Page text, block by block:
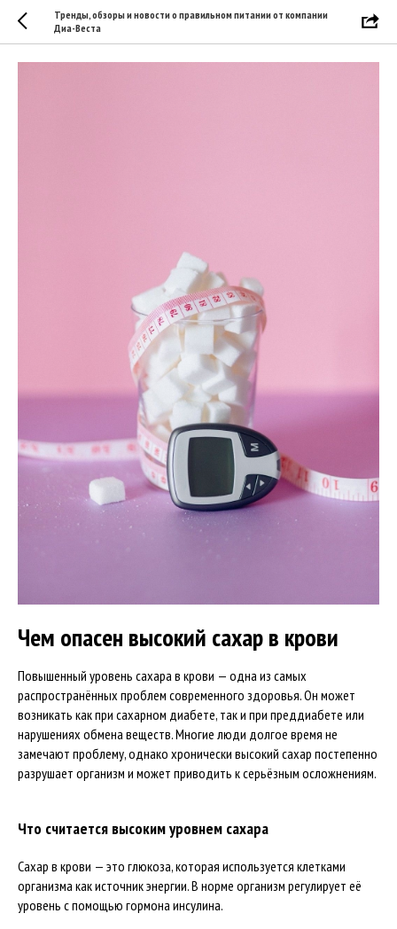
Тренды, обзоры и новости о правильном питании от компании
Диа-Веста
Чем опасен высокий сахар в крови
Повышенный уровень сахара в крови — одна из самых
распространённых проблем современного здоровья. Он может
возникать как при сахарном диабете, так и при преддиабете или
нарушениях обмена веществ. Многие люди долгое время не
замечают проблему, однако хронически высокий сахар постепенно
разрушает организм и может приводить к серьёзным осложнениям.
Что считается высоким уровнем сахара
Сахар в крови — это глюкоза, которая используется клетками
организма как источник энергии. В норме организм регулирует её
уровень с помощью гормона инсулина.